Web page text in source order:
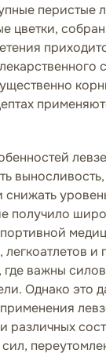
перистые
цветки,
снижать
получило
и
где важны
Однако это
различных